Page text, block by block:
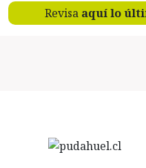
Revisa aquí lo